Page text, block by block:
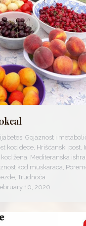
, Gojaznost i
kod dece, Hrišćanski post,
žena, Mediteranska
kod muskaraca,
, Trudnoća
10, 2020